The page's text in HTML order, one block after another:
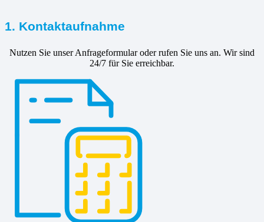
1. Kontaktaufnahme
Nutzen Sie unser Anfrageformular oder rufen Sie uns an. Wir sind
24/7 für Sie erreichbar.